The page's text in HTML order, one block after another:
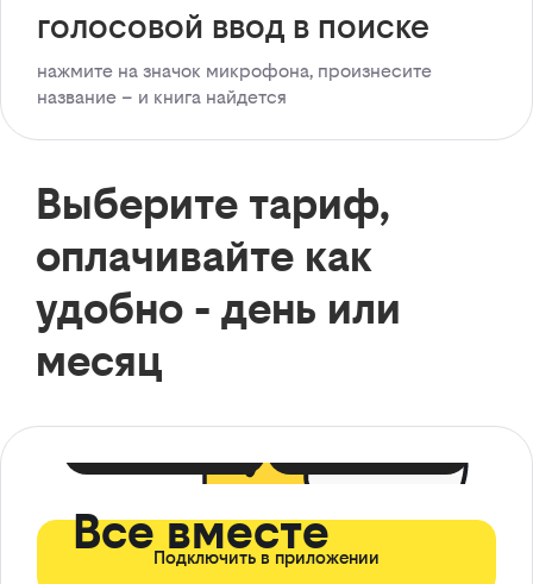
голосовой ввод в поиске
нажмите на значок микрофона, произнесите
название – и книга найдется
Выберите тариф,
оплачивайте как
удобно - день или
месяц
Все вместе
Подключить в приложении